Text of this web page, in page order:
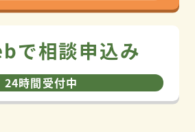
で相談申込み
24時間受付中